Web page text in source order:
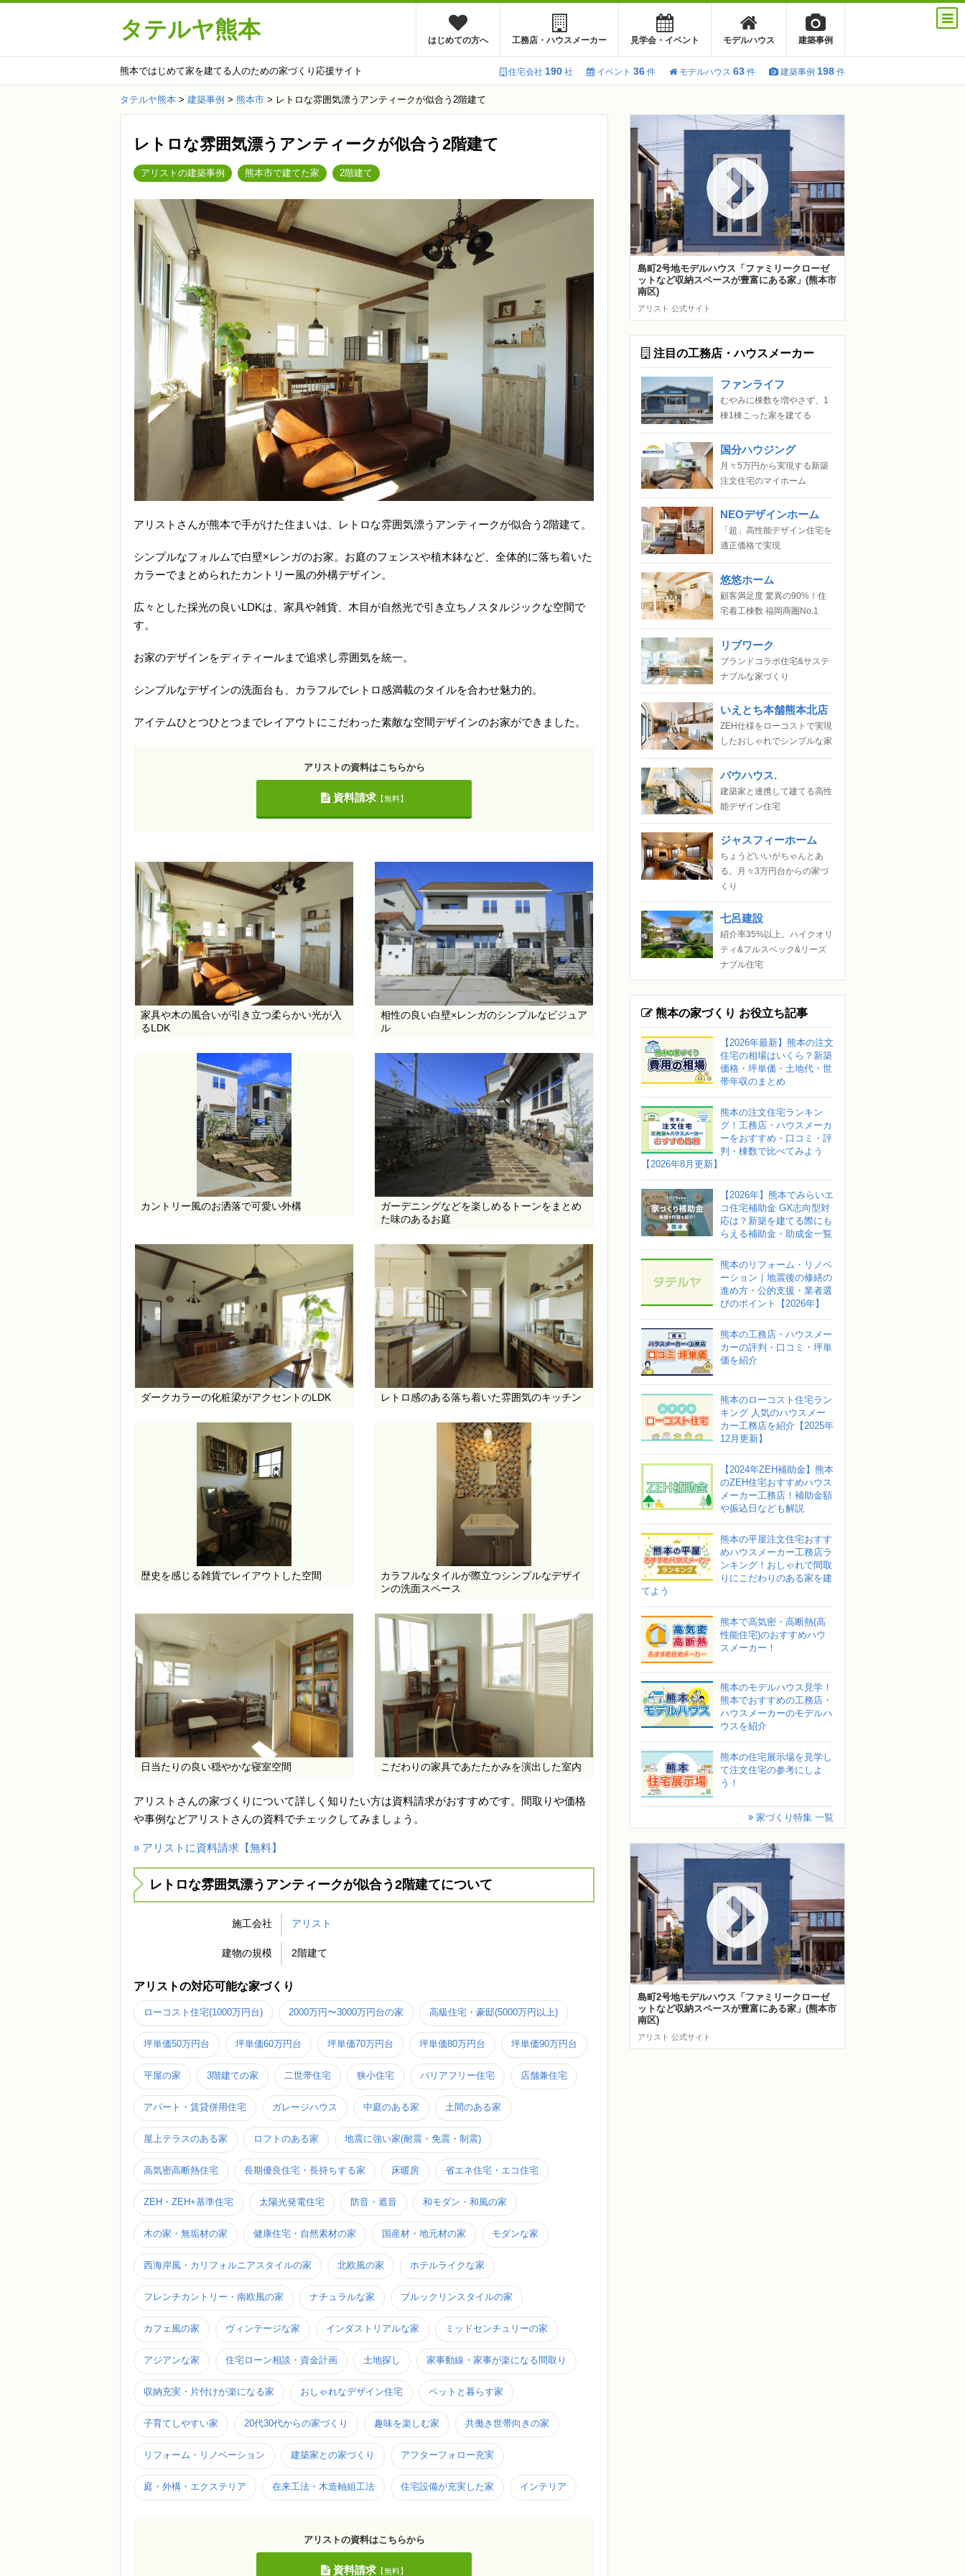
タテルヤ熊本 はじめての方へ 工務店・ハウスメーカー 見学会・イベント モデルハウス 建築事例
熊本ではじめて家を建てる人のための家づくり応援サイト 住宅会社 190 社 イベント 36 件 モデルハウス 63 件 建築事例 198 件
タテルヤ熊本 > 建築事例 > 熊本市 > レトロな雰囲気漂うアンティークが似合う2階建て
レトロな雰囲気漂うアンティークが似合う2階建て
アリストの建築事例 熊本市で建てた家 2階建て
アリストさんが熊本で手がけた住まいは、レトロな雰囲気漂うアンティークが似合う2階建て。
シンプルなフォルムで白壁×レンガのお家。お庭のフェンスや植木鉢など、全体的に落ち着いた
カラーでまとめられたカントリー風の外構デザイン。
広々とした採光の良いLDKは、家具や雑貨、木目が自然光で引き立ちノスタルジックな空間で
す。
お家のデザインをディティールまで追求し雰囲気を統一。
シンプルなデザインの洗面台も、カラフルでレトロ感満載のタイルを合わせ魅力的。
アイテムひとつひとつまでレイアウトにこだわった素敵な空間デザインのお家ができました。
アリストの資料はこちらから
資料請求【無料】
家具や木の風合いが引き立つ柔らかい光が入
るLDK
相性の良い白壁×レンガのシンプルなビジュア
ル
カントリー風のお洒落で可愛い外構
ガーデニングなどを楽しめるトーンをまとめ
た味のあるお庭
ダークカラーの化粧梁がアクセントのLDK レトロ感のある落ち着いた雰囲気のキッチン
歴史を感じる雑貨でレイアウトした空間
カラフルなタイルが際立つシンプルなデザイ
ンの洗面スペース
日当たりの良い穏やかな寝室空間 こだわりの家具であたたかみを演出した室内
アリストさんの家づくりについて詳しく知りたい方は資料請求がおすすめです。間取りや価格
や事例などアリストさんの資料でチェックしてみましょう。
» アリストに資料請求【無料】
レトロな雰囲気漂うアンティークが似合う2階建てについて
施工会社 アリスト
建物の規模 2階建て
アリストの対応可能な家づくり
ローコスト住宅(1000万円台) 2000万円〜3000万円台の家 高級住宅・豪邸(5000万円以上)
坪単価50万円台 坪単価60万円台 坪単価70万円台 坪単価80万円台 坪単価90万円台
平屋の家 3階建ての家 二世帯住宅 狭小住宅 バリアフリー住宅 店舗兼住宅
アパート・賃貸併用住宅 ガレージハウス 中庭のある家 土間のある家
屋上テラスのある家 ロフトのある家 地震に強い家(耐震・免震・制震)
高気密高断熱住宅 長期優良住宅・長持ちする家 床暖房 省エネ住宅・エコ住宅
ZEH・ZEH+基準住宅 太陽光発電住宅 防音・遮音 和モダン・和風の家
木の家・無垢材の家 健康住宅・自然素材の家 国産材・地元材の家 モダンな家
西海岸風・カリフォルニアスタイルの家 北欧風の家 ホテルライクな家
フレンチカントリー・南欧風の家 ナチュラルな家 ブルックリンスタイルの家
カフェ風の家 ヴィンテージな家 インダストリアルな家 ミッドセンチュリーの家
アジアンな家 住宅ローン相談・資金計画 土地探し 家事動線・家事が楽になる間取り
収納充実・片付けが楽になる家 おしゃれなデザイン住宅 ペットと暮らす家
子育てしやすい家 20代30代からの家づくり 趣味を楽しむ家 共働き世帯向きの家
リフォーム・リノベーション 建築家との家づくり アフターフォロー充実
庭・外構・エクステリア 在来工法・木造軸組工法 住宅設備が充実した家 インテリア
アリストの資料はこちらから
資料請求【無料】
島町2号地モデルハウス「ファミリークローゼ
ットなど収納スペースが豊富にある家」(熊本市
南区)
アリスト 公式サイト
注目の工務店・ハウスメーカー
ファンライフ
むやみに棟数を増やさず、1
棟1棟こった家を建てる
国分ハウジング
月々5万円から実現する新築
注文住宅のマイホーム
NEOデザインホーム
「超」高性能デザイン住宅を
適正価格で実現
悠悠ホーム
顧客満足度 驚異の90%！住
宅着工棟数 福岡商圏No.1
リブワーク
ブランドコラボ住宅&サステ
ナブルな家づくり
いえとち本舗熊本北店
ZEH仕様をローコストで実現
したおしゃれでシンプルな家
バウハウス.
建築家と連携して建てる高性
能デザイン住宅
ジャスフィーホーム
ちょうどいいがちゃんとあ
る。月々3万円台からの家づ
くり
七呂建設
紹介率35%以上。ハイクオリ
ティ&フルスペック&リーズ
ナブル住宅
熊本の家づくり お役立ち記事
【2026年最新】熊本の注文
住宅の相場はいくら？新築
価格・坪単価・土地代・世
帯年収のまとめ
熊本の注文住宅ランキン
グ！工務店・ハウスメーカ
ーをおすすめ・口コミ・評
判・棟数で比べてみよう
【2026年8月更新】
【2026年】熊本でみらいエ
コ住宅補助金 GX志向型対
応は？新築を建てる際にも
らえる補助金・助成金一覧
熊本のリフォーム・リノベ
ーション｜地震後の修繕の
進め方・公的支援・業者選
びのポイント【2026年】
熊本の工務店・ハウスメー
カーの評判・口コミ・坪単
価を紹介
熊本のローコスト住宅ラン
キング 人気のハウスメー
カー工務店を紹介【2025年
12月更新】
【2024年ZEH補助金】熊本
のZEH住宅おすすめハウス
メーカー工務店！補助金額
や振込日なども解説
熊本の平屋注文住宅おすす
めハウスメーカー工務店ラ
ンキング！おしゃれで間取
りにこだわりのある家を建
てよう
熊本で高気密・高断熱(高
性能住宅)のおすすめハウ
スメーカー！
熊本のモデルハウス見学！
熊本でおすすめの工務店・
ハウスメーカーのモデルハ
ウスを紹介
熊本の住宅展示場を見学し
て注文住宅の参考にしよ
う！
家づくり特集 一覧
島町2号地モデルハウス「ファミリークローゼ
ットなど収納スペースが豊富にある家」(熊本市
南区)
アリスト 公式サイト